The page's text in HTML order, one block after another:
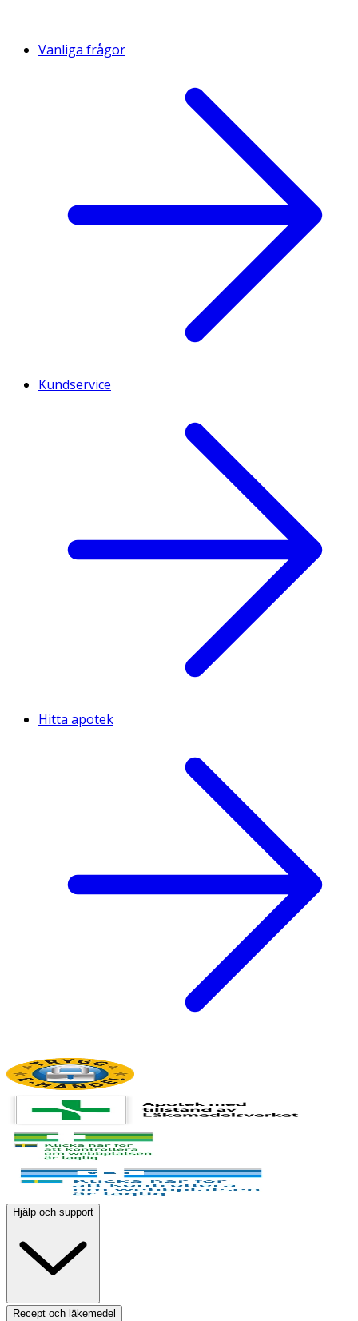
Vanliga frågor
Kundservice
Hitta apotek
Hjälp och support
Recept och läkemedel